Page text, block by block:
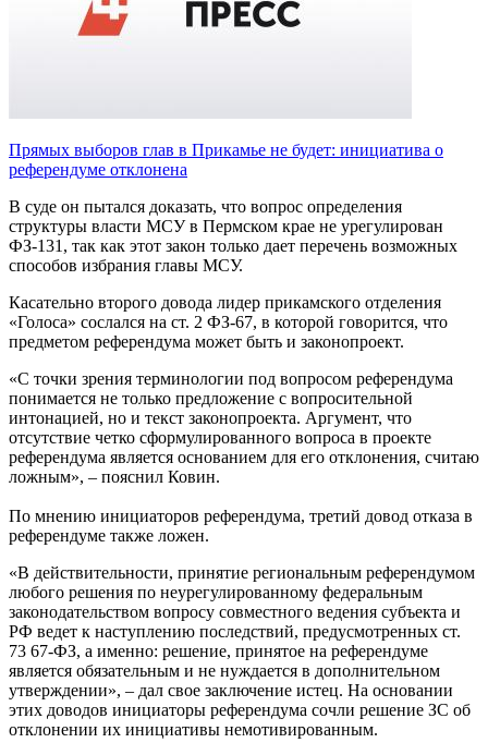
Прямых выборов глав в Прикамье не будет: инициатива о
референдуме отклонена
В суде он пытался доказать, что вопрос определения
структуры власти МСУ в Пермском крае не урегулирован
ФЗ-131, так как этот закон только дает перечень возможных
способов избрания главы МСУ.
Касательно второго довода лидер прикамского отделения
«Голоса» сослался на ст. 2 ФЗ-67, в которой говорится, что
предметом референдума может быть и законопроект.
«С точки зрения терминологии под вопросом референдума
понимается не только предложение с вопросительной
интонацией, но и текст законопроекта. Аргумент, что
отсутствие четко сформулированного вопроса в проекте
референдума является основанием для его отклонения, считаю
ложным», – пояснил Ковин.
По мнению инициаторов референдума, третий довод отказа в
референдуме также ложен.
«В действительности, принятие региональным референдумом
любого решения по неурегулированному федеральным
законодательством вопросу совместного ведения субъекта и
РФ ведет к наступлению последствий, предусмотренных ст.
73 67-ФЗ, а именно: решение, принятое на референдуме
является обязательным и не нуждается в дополнительном
утверждении», – дал свое заключение истец. На основании
этих доводов инициаторы референдума сочли решение ЗС об
отклонении их инициативы немотивированным.